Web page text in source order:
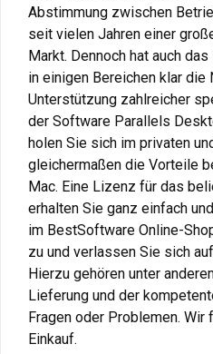
Abstimmung zwischen
seit vielen Jahren einer
Markt. Dennoch hat auch
in einigen Bereichen klar die
Unterstützung zahlreicher
der Software Parallels
holen Sie sich im privaten
gleichermaßen die Vorteile
Mac. Eine Lizenz für das
erhalten Sie ganz einfach
im BestSoftware Online-
zu und verlassen Sie sich
Hierzu gehören unter
Lieferung und der
Fragen oder Problemen. Wir
Einkauf.